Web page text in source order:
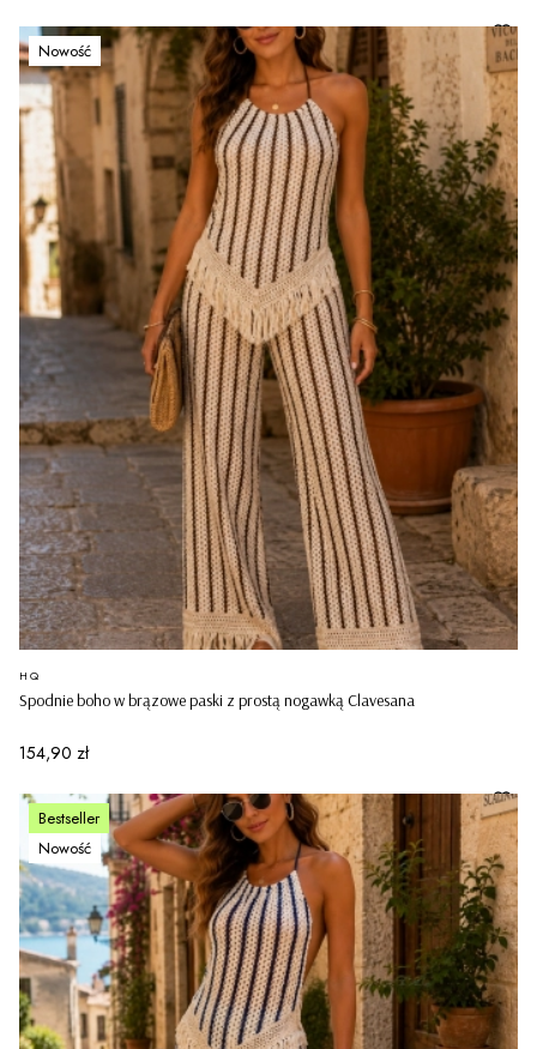
Nowość
Spodnie boho w brązowe paski z prostą nogawką Clavesana
PRODUCENT
HQ
Cena
154,90 zł
Bestseller
Nowość